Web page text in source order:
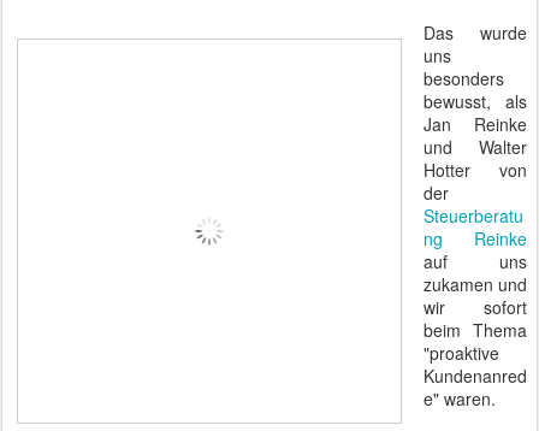
Das wurde
uns
besonders
bewusst, als
Jan Reinke
und Walter
Hotter von
der
Steuerberatu
ng Reinke
auf uns
zukamen und
wir sofort
beim Thema
"proaktive
Kundenanred
e" waren.